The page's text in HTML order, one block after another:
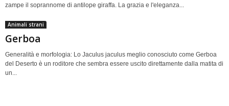
zampe il soprannome di antilope giraffa. La grazia e l'eleganza...
Animali strani
Gerboa
Generalità e morfologia: Lo Jaculus jaculus meglio conosciuto come Gerboa
del Deserto è un roditore che sembra essere uscito direttamente dalla matita di
un...